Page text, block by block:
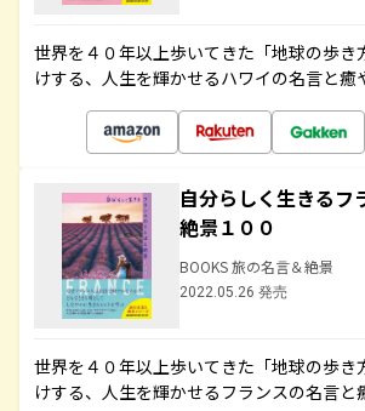
世界を４０年以上歩いてきた「地球の歩き
けする、人生を輝かせるハワイの名言と癒
自分らしく生きるフ
絶景１００
BOOKS 旅の名言＆絶景
2022.05.26 発売
世界を４０年以上歩いてきた「地球の歩き
けする、人生を輝かせるフランスの名言と